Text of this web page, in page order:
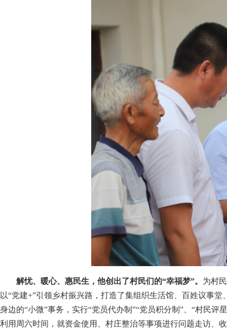
解忧、暖心、惠民生，他创出了村民们的“幸福梦”。 为村
以“党建+”引领乡村振兴路，打造了集组织生活馆、百姓议事
身边的“小微”事务，实行“党员代办制”“党员积分制”、“村民
利用周六时间，就资金使用、村庄整治等事项进行问题走访、